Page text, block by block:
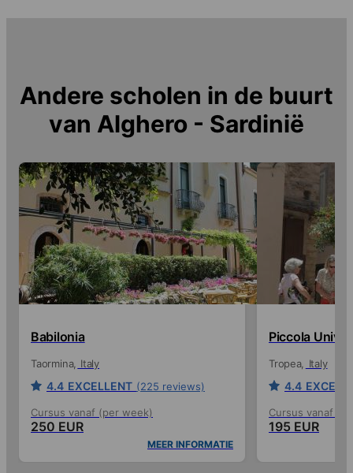
Andere scholen in de buurt
van Alghero - Sardinië
Babilonia
Taormina Italy
4.4 EXCELLENT (225 reviews)
Cursus vanaf (per week)
250 EUR
MEER INFORMATIE
Piccola
Tropea Italy
4.4
Cursus vanaf
195 EUR